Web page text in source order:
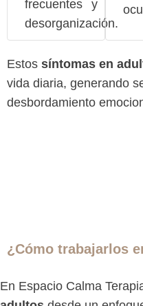
frecuentes y
desorganización.
Estos síntomas en
vida diaria, generando
desbordamiento
¿Cómo trabajarlos
En Espacio Calma